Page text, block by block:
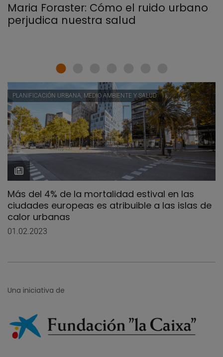
Maria Foraster: Cómo el ruido urbano
perjudica nuestra salud
PLANIFICACIÓN URBANA, MEDIO AMBIENTE Y SALUD
Más del 4% de la mortalidad estival en las
ciudades europeas es atribuible a las islas de
calor urbanas
01.02.2023
Una iniciativa de